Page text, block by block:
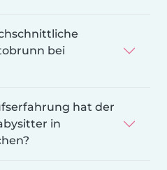
bei
hat der
in